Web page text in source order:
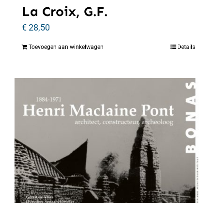
La Croix, G.F.
€28,50
Toevoegen aan winkelwagen Details